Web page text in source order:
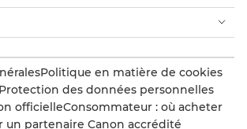
Politique en matière de cookies
Protection des données personnelles
officielleConsommateur : où acheter
un partenaire Canon accrédité